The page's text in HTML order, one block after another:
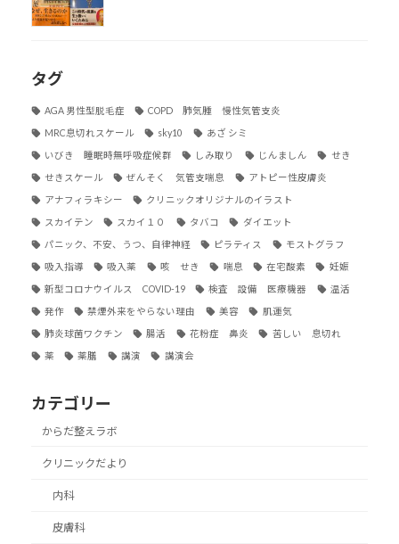
タグ
AGA 男性型脱毛症 COPD 肺気腫 慢性気管支炎
MRC息切れスケール sky10 あざ シミ
いびき 睡眠時無呼吸症候群 しみ取り じんましん せき
せきスケール ぜんそく 気管支喘息 アトピー性皮膚炎
アナフィラキシー クリニックオリジナルのイラスト
スカイテン スカイ１０ タバコ ダイエット
パニック、不安、うつ、自律神経 ピラティス モストグラフ
吸入指導 吸入薬 咳 せき 喘息 在宅酸素 妊娠
新型コロナウイルス COVID-19 検査 設備 医療機器 温活
発作 禁煙外来をやらない理由 美容 肌運気
肺炎球菌ワクチン 腸活 花粉症 鼻炎 苦しい 息切れ
薬 薬膳 講演 講演会
カテゴリー
からだ整えラボ
クリニックだより
内科
皮膚科